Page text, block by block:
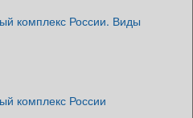
комплекс России. Виды
комплекс России